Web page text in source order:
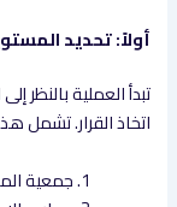
أولاً: تحديد
تبدأ العملية بالنظر
اتخاذ القرار. تشمل
جمعية